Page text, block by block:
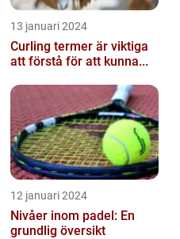
13 januari 2024
Curling termer är viktiga
att förstå för att kunna...
12 januari 2024
Nivåer inom padel: En
grundlig översikt